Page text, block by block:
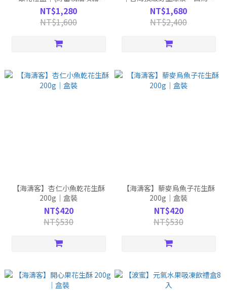
100ml+財富滾珠精油
2mlx2+金銀花護手霜30ml+馬
年擴香片)
NT$1,280
NT$1,600
子 精緻送禮禮盒｜禮盒裝120g
NT$1,680
NT$2,400
【海濤客】杏仁小魚乾花生酥
200g｜盒裝
NT$420
NT$530
【海濤客】藜麥烏魚子花生酥
200g｜盒裝
NT$420
NT$530